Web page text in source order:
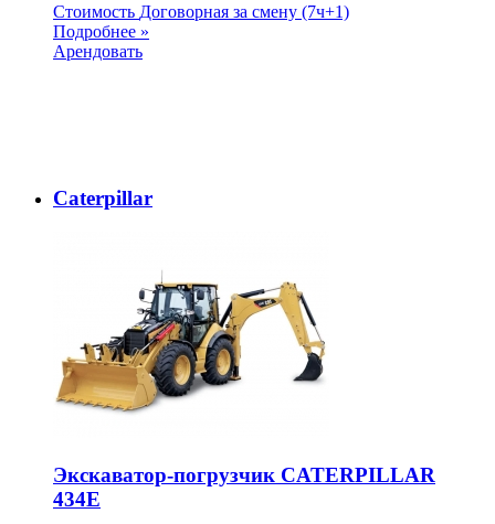
Стоимость Договорная за смену (7ч+1)
Подробнее »
Арендовать
Caterpillar
Экскаватор-погрузчик CATERPILLAR
434E